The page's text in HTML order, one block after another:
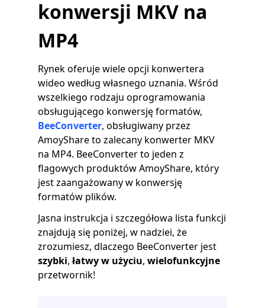
konwersji MKV na
MP4
Rynek oferuje wiele opcji konwertera
wideo według własnego uznania. Wśród
wszelkiego rodzaju oprogramowania
obsługującego konwersję formatów,
BeeConverter, obsługiwany przez
AmoyShare to zalecany konwerter MKV
na MP4. BeeConverter to jeden z
flagowych produktów AmoyShare, który
jest zaangażowany w konwersję
formatów plików.
Jasna instrukcja i szczegółowa lista funkcji
znajdują się poniżej, w nadziei, że
zrozumiesz, dlaczego BeeConverter jest
szybki, łatwy w użyciu, wielofunkcyjne
przetwornik!